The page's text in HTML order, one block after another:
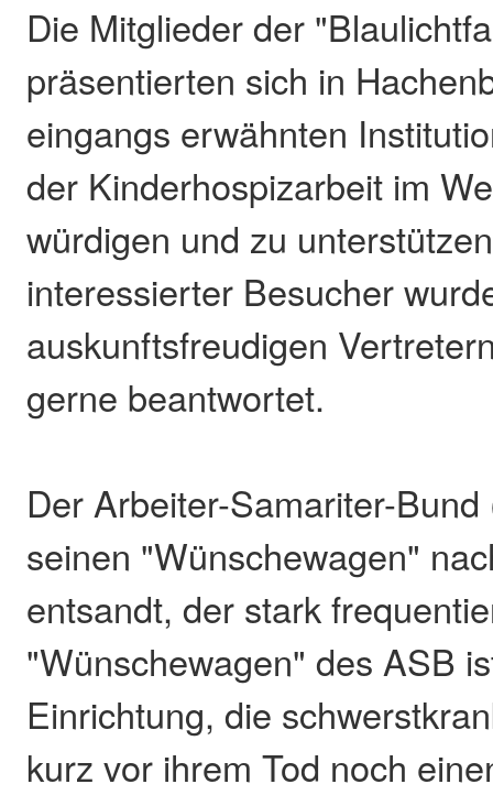
Die Mitglieder der
präsentierten sich in
eingangs erwähnten
der Kinderhospizarbeit im
würdigen und zu
interessierter Besucher
auskunftsfreudigen
gerne beantwortet.
Der Arbeiter-Samariter-
seinen "Wünschewagen"
entsandt, der stark
"Wünschewagen" des ASB
Einrichtung, die
kurz vor ihrem Tod noch